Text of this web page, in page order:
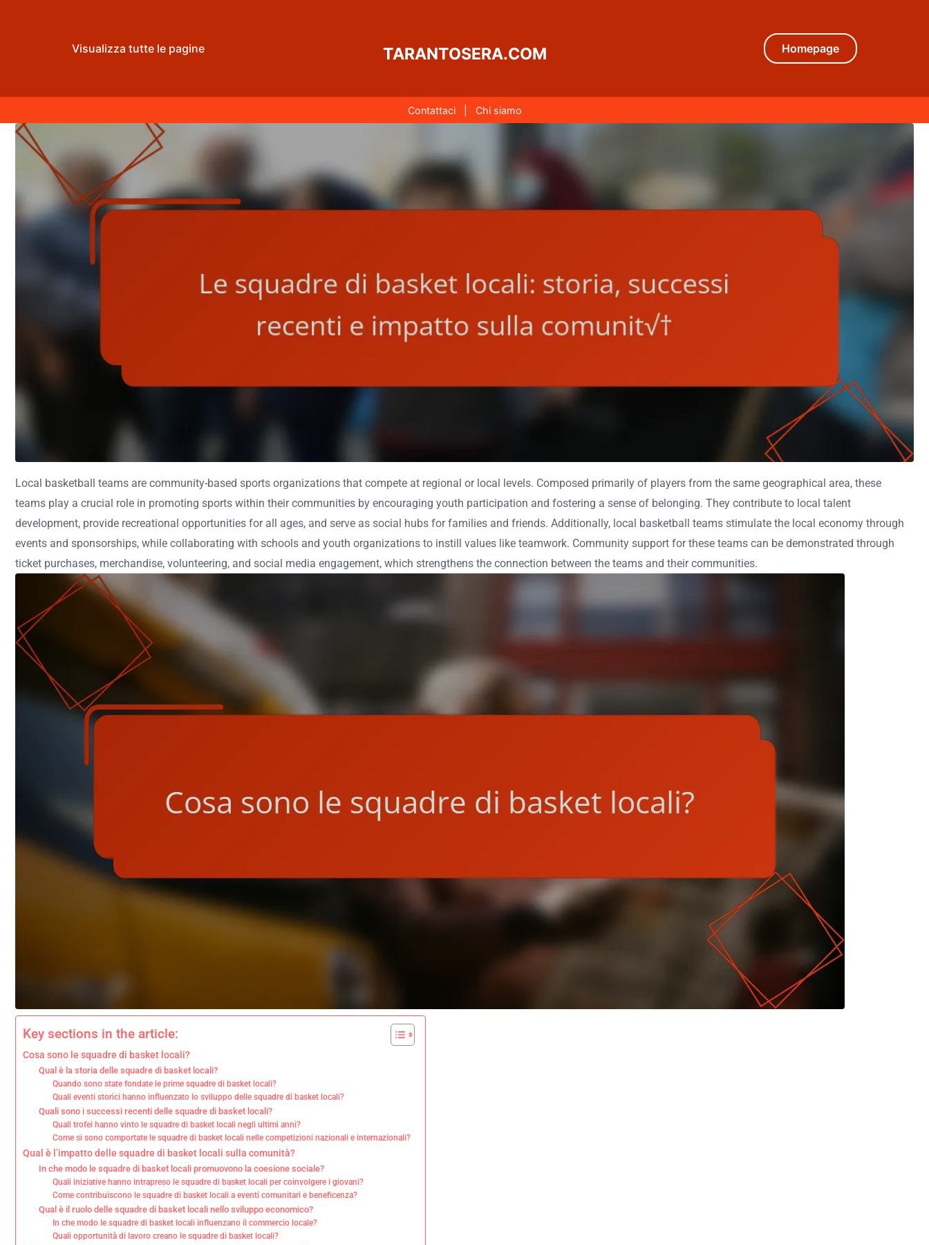
Visualizza tutte le pagine TARANTOSERA.COM Homepage
Contattaci Chi siamo
Skip to content
Local basketball teams are community-based sports organizations that compete at regional or local levels. Composed primarily of players from the same geographical area, these
teams play a crucial role in promoting sports within their communities by encouraging youth participation and fostering a sense of belonging. They contribute to local talent
development, provide recreational opportunities for all ages, and serve as social hubs for families and friends. Additionally, local basketball teams stimulate the local economy through
events and sponsorships, while collaborating with schools and youth organizations to instill values like teamwork. Community support for these teams can be demonstrated through
ticket purchases, merchandise, volunteering, and social media engagement, which strengthens the connection between the teams and their communities.
Key sections in the article:
Cosa sono le squadre di basket locali?
Qual è la storia delle squadre di basket locali?
Quando sono state fondate le prime squadre di basket locali?
Quali eventi storici hanno influenzato lo sviluppo delle squadre di basket locali?
Quali sono i successi recenti delle squadre di basket locali?
Quali trofei hanno vinto le squadre di basket locali negli ultimi anni?
Come si sono comportate le squadre di basket locali nelle competizioni nazionali e internazionali?
Qual è l’impatto delle squadre di basket locali sulla comunità?
In che modo le squadre di basket locali promuovono la coesione sociale?
Quali iniziative hanno intrapreso le squadre di basket locali per coinvolgere i giovani?
Come contribuiscono le squadre di basket locali a eventi comunitari e beneficenza?
Qual è il ruolo delle squadre di basket locali nello sviluppo economico?
In che modo le squadre di basket locali influenzano il commercio locale?
Quali opportunità di lavoro creano le squadre di basket locali?